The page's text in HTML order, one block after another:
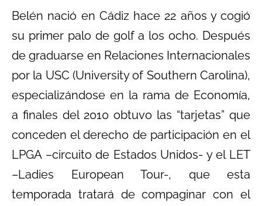
Belén nació en Cádiz hace 22 años y cogió
su primer palo de golf a los ocho. Después
de graduarse en Relaciones Internacionales
por la USC (University of Southern Carolina),
especializándose en la rama de Economía,
a finales del 2010 obtuvo las “tarjetas” que
conceden el derecho de participación en el
LPGA –circuito de Estados Unidos- y el LET
–Ladies European Tour-, que esta
temporada tratará de compaginar con el